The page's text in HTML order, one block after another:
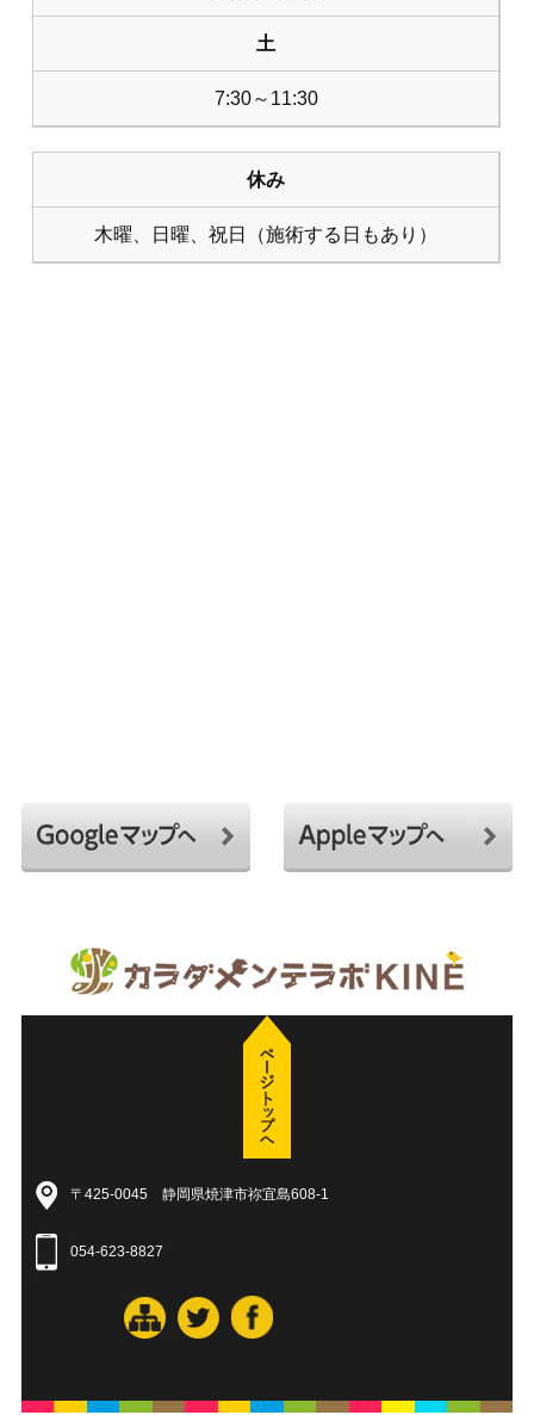
土
7:30～11:30
休み
木曜、日曜、祝日（施術する日もあり）
〒425-0045 静岡県焼津市祢宜島608-1
054-623-8827